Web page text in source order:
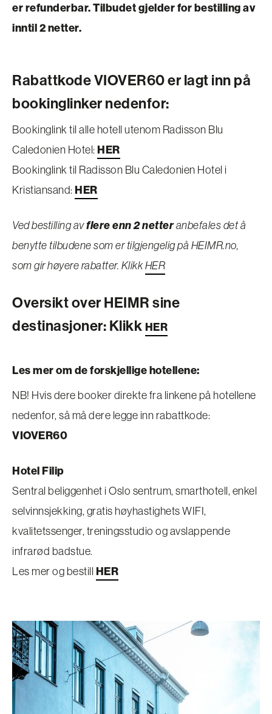
er refunderbar. Tilbudet gjelder for bestilling av
inntil 2 netter.
Rabattkode VIOVER60 er lagt inn på
bookinglinker nedenfor:
Bookinglink til alle hotell utenom Radisson Blu
Caledonien Hotel:HER
Bookinglink til Radisson Blu Caledonien Hotel i
Kristiansand:HER
Ved bestilling avflere enn 2 netteranbefales det å
benytte tilbudene som er tilgjengelig på HEIMR.no,
som gir høyere rabatter. KlikkHER
Oversikt over HEIMR sine
destinasjoner: Klikk HER
Les mer om de forskjellige hotellene:
NB! Hvis dere booker direkte fra linkene på hotellene
nedenfor, så må dere legge inn rabattkode:
VIOVER60
Hotel Filip
Sentral beliggenhet i Oslo sentrum, smarthotell, enkel
selvinnsjekking, gratis høyhastighets WIFI,
kvalitetssenger, treningsstudio og avslappende
infrarød badstue.
Les mer og bestill HER